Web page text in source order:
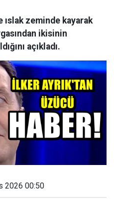
ıslak zeminde kayarak
ikisinin
açıkladı.
2026 00:50